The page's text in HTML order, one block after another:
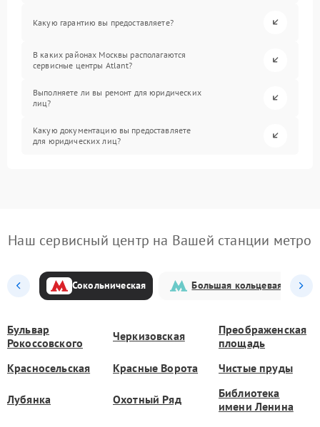
Какую гарантию вы предоставляете?
В каких районах Москвы располагаются
сервисные центры Atlant?
Выполняете ли вы ремонт для юридических
лиц?
Какую документацию вы предоставляете
для юридических лиц?
Наш сервисный центр на Вашей станции метро
Сокольническая Большая кольцевая
Бульвар
Рокоссовского
Черкизовская
Преображенская
площадь
Красносельская
Красные Ворота Чистые пруды
Лубянка Охотный Ряд
Библиотека
имени Ленина